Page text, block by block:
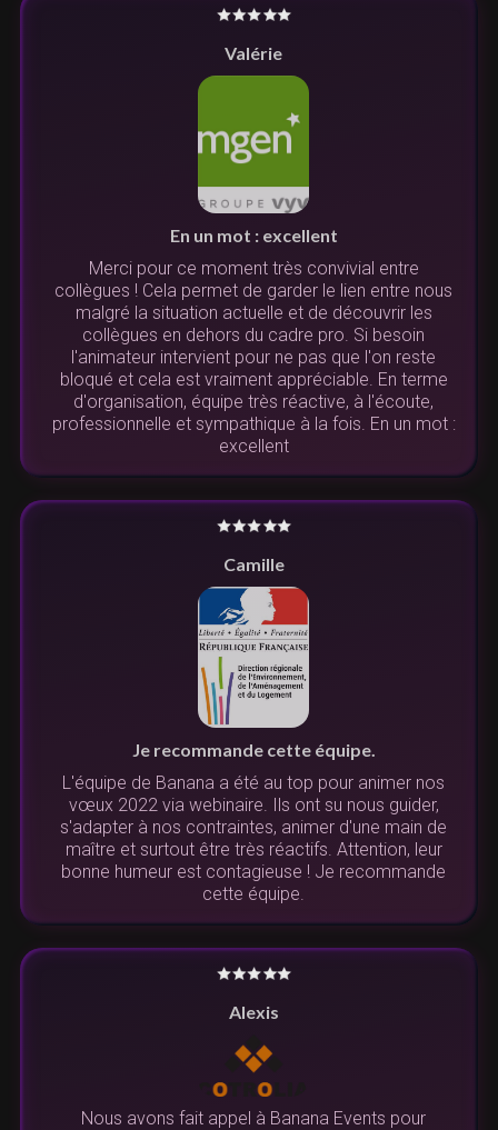
Valérie
En un mot : excellent
Merci pour ce moment très convivial entre
collègues ! Cela permet de garder le lien entre nous
malgré la situation actuelle et de découvrir les
collègues en dehors du cadre pro. Si besoin
l'animateur intervient pour ne pas que l'on reste
bloqué et cela est vraiment appréciable. En terme
d'organisation, équipe très réactive, à l'écoute,
professionnelle et sympathique à la fois. En un mot :
excellent
Camille
Je recommande cette équipe.
L'équipe de Banana a été au top pour animer nos
vœux 2022 via webinaire. Ils ont su nous guider,
s'adapter à nos contraintes, animer d'une main de
maître et surtout être très réactifs. Attention, leur
bonne humeur est contagieuse ! Je recommande
cette équipe.
Alexis
Nous avons fait appel à Banana Events pour